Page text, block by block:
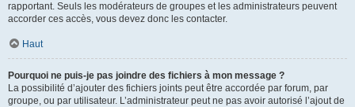
rapportant. Seuls les modérateurs de groupes et les administrateurs peuvent
accorder ces accès, vous devez donc les contacter.
Haut
Pourquoi ne puis-je pas joindre des fichiers à mon message ?
La possibilité d’ajouter des fichiers joints peut être accordée par forum, par
groupe, ou par utilisateur. L’administrateur peut ne pas avoir autorisé l’ajout de